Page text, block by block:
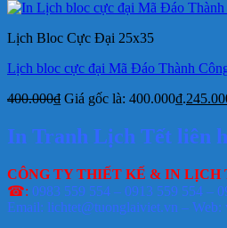
Lịch Bloc Cực Đại 25x35
Lịch bloc cực đại Mã Đáo Thành
400.000₫ Giá gốc là: 400.000₫.
In Tranh Lịch Tết liên
CÔNG TY THIẾT KẾ & IN
☎: 0983 559 554 – 0913 559 554 –
Email: lichtet@tuonglaiviet.vn –